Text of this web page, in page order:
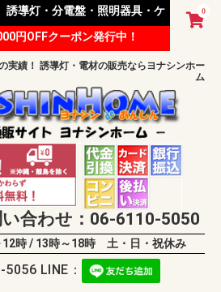
0
誘導灯・分電盤・照明器具・ケ
材を取り扱っています。
円OFFクーポン発行中！
実績！ 誘導灯・電材の販売ならヨナシンホー
ム
合わせ：06-6110-5050
12時 / 13時～18時 土・日・祝休み
LINE：